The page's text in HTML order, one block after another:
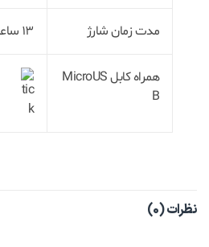
مدت زمان شارژ ۱۳ ساعت
همراه کابل MicroUS
B
نظرات (0)